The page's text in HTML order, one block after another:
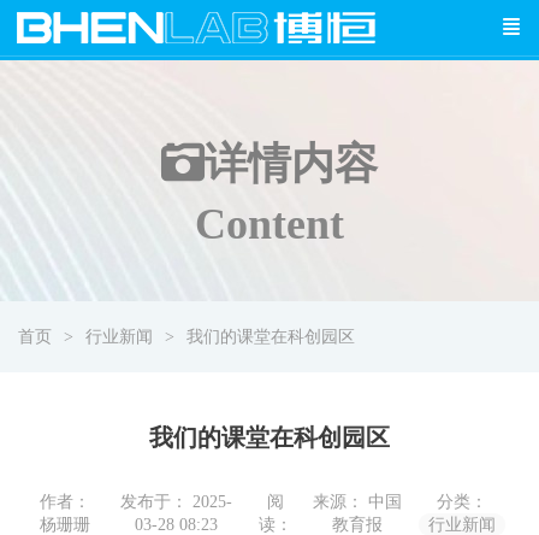
详情内容
Content
首页 行业新闻 我们的课堂在科创园区
我们的课堂在科创园区
作者：
杨珊珊
发布于： 2025-
03-28 08:23
阅
读：
来源： 中国
教育报
分类：
行业新闻